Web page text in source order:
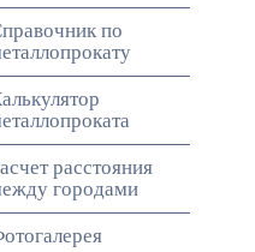
по
расстояния
городами